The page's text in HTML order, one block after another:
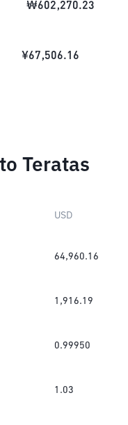
₩602,270.23
¥67,506.16
Teratas
USD
64,960.16
1,916.19
0.99950
1.03